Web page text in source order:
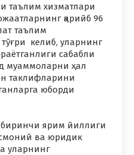
таълим хизматлари
қарийб 96
таълим
келиб, уларнинг
сабабли
муаммоларни ҳал
таклифларини
юборди
биринчи ярим йиллиги
ва юридик
уларнинг